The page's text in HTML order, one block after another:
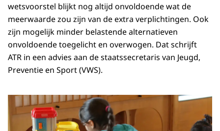
wetsvoorstel blijkt nog altijd onvoldoende wat de
meerwaarde zou zijn van de extra verplichtingen. Ook
zijn mogelijk minder belastende alternatieven
onvoldoende toegelicht en overwogen. Dat schrijft
ATR in een advies aan de staatssecretaris van Jeugd,
Preventie en Sport (VWS).